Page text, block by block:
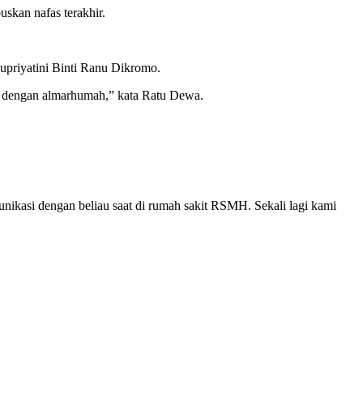
nafas terakhir.
Binti Ranu Dikromo.
almarhumah,” kata Ratu Dewa.
dengan beliau saat di rumah sakit RSMH. Sekali lagi kami